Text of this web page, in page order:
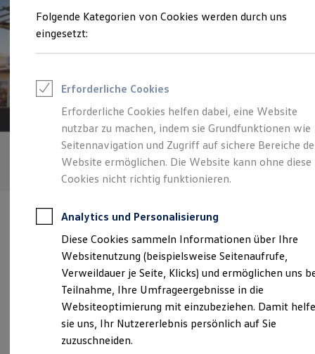
Junge Gebrauchtwagen und Gebrauchtwagen
Volkswagen Zertifizierte Gebrauchtwagen
Zubehör- und Serviceangebote
Leasing
Leasing-Angebote
Gebrauchtwagen Leasing
Junge Gebrauchtwagen-Leasing
Elektroauto Leasing
Kleinwagen-Leasing
Leasing ohne Anzahlung
Finanzierung
Kfz-Versicherung
Restschuldversicherungen
Garantien
Wartungsverträge
Geschäftskunden
Professional Class bei Volkswagen
Großkunden
Behörden
Direktkunden
Sonderfahrzeuge
Anpfiff zum Gewinn
Verantwortlich für die Inhalte auf dieser Seite ist die Autohaus
Stoye GmbH & Co. KG (Impressum & Rechtliches)
Folgende Kategorien von Cookies werden durch uns
eingesetzt:
Erforderliche Cookies
Erforderliche Cookies helfen dabei, eine Website
nutzbar zu machen, indem sie Grundfunktionen wie
Seitennavigation und Zugriff auf sichere Bereiche
Website ermöglichen. Die Website kann ohne diese
Cookies nicht richtig funktionieren.
Analytics und Personalisierung
Diese Cookies sammeln Informationen über Ihre
Websitenutzung (beispielsweise Seitenaufrufe,
Verweildauer je Seite, Klicks) und ermöglichen uns
Teilnahme, Ihre Umfrageergebnisse in die
Websiteoptimierung mit einzubeziehen. Damit
sie uns, Ihr Nutzererlebnis persönlich auf Sie
zuzuschneiden.